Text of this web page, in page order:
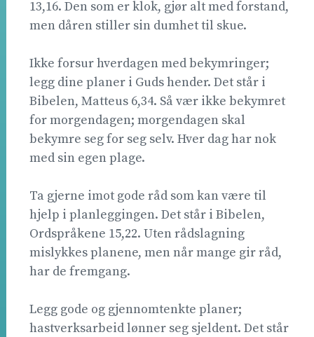
13,16. Den som er klok, gjør alt med forstand,
men dåren stiller sin dumhet til skue.
Ikke forsur hverdagen med bekymringer;
legg dine planer i Guds hender. Det står i
Bibelen, Matteus 6,34. Så vær ikke bekymret
for morgendagen; morgendagen skal
bekymre seg for seg selv. Hver dag har nok
med sin egen plage.
Ta gjerne imot gode råd som kan være til
hjelp i planleggingen. Det står i Bibelen,
Ordspråkene 15,22. Uten rådslagning
mislykkes planene, men når mange gir råd,
har de fremgang.
Legg gode og gjennomtenkte planer;
hastverksarbeid lønner seg sjeldent. Det står